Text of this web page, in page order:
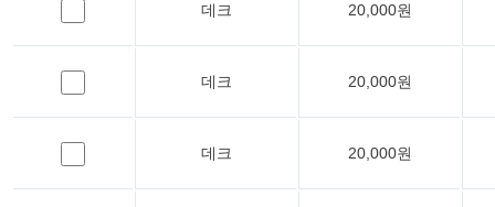
데크 20,000원
데크 20,000원
데크 20,000원